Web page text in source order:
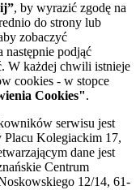
, by wyrazić zgodę na
do strony lub
zobaczyć
następnie podjąć
W każdej chwili istnieje
cookies - w stopce
Cookies".
serwisu jest
Placu Kolegiackim 17,
dane jest
Centrum
12/14, 61-